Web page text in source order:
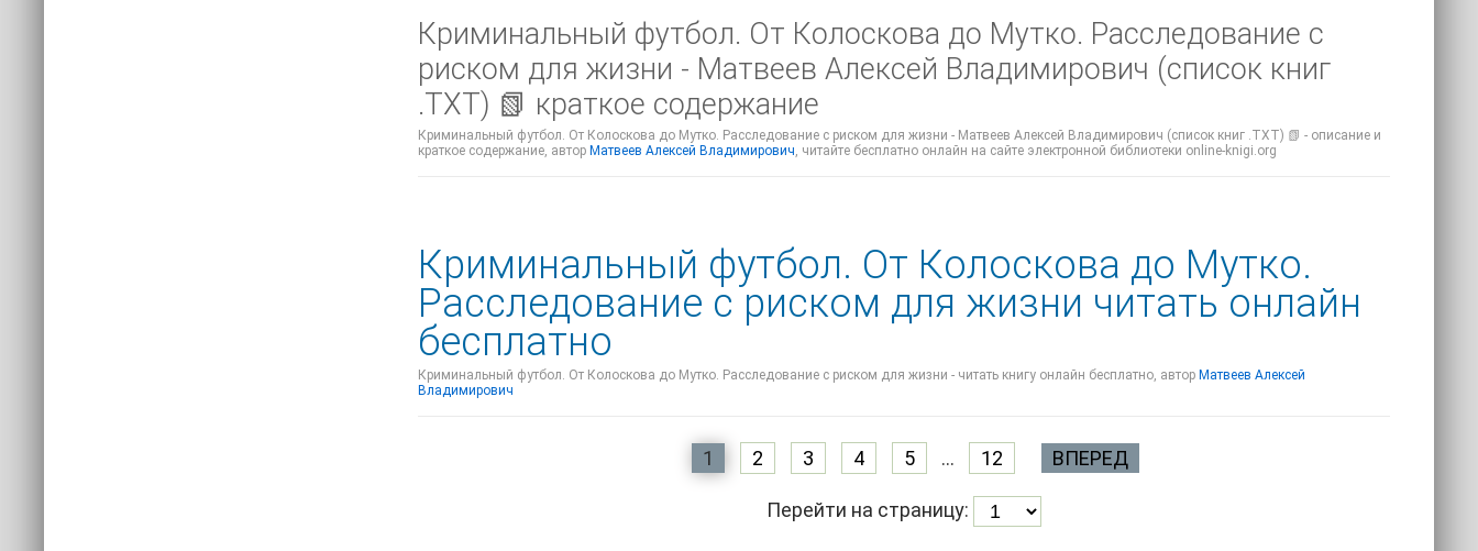
Криминальный футбол. От Колоскова до Мутко. Расследование с
риском для жизни - Матвеев Алексей Владимирович (список книг
.TXT) 📗 краткое содержание
Криминальный футбол. От Колоскова до Мутко. Расследование с риском для жизни - Матвеев Алексей Владимирович (список книг .TXT) 📗 - описание и
краткое содержание, автор Матвеев Алексей Владимирович, читайте бесплатно онлайн на сайте электронной библиотеки online-knigi.org
Криминальный футбол. От Колоскова до Мутко.
Расследование с риском для жизни читать онлайн
бесплатно
Криминальный футбол. От Колоскова до Мутко. Расследование с риском для жизни - читать книгу онлайн бесплатно, автор Матвеев Алексей
Владимирович
1 2 3 4 5 ... 12 ВПЕРЕД
Перейти на страницу: